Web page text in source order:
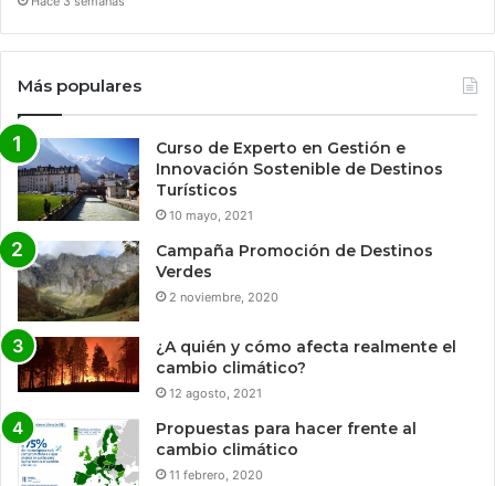
Más populares
Curso de Experto en Gestión e
Innovación Sostenible de Destinos
Turísticos
10 mayo, 2021
Campaña Promoción de Destinos
Verdes
2 noviembre, 2020
¿A quién y cómo afecta realmente el
cambio climático?
12 agosto, 2021
Propuestas para hacer frente al
cambio climático
11 febrero, 2020